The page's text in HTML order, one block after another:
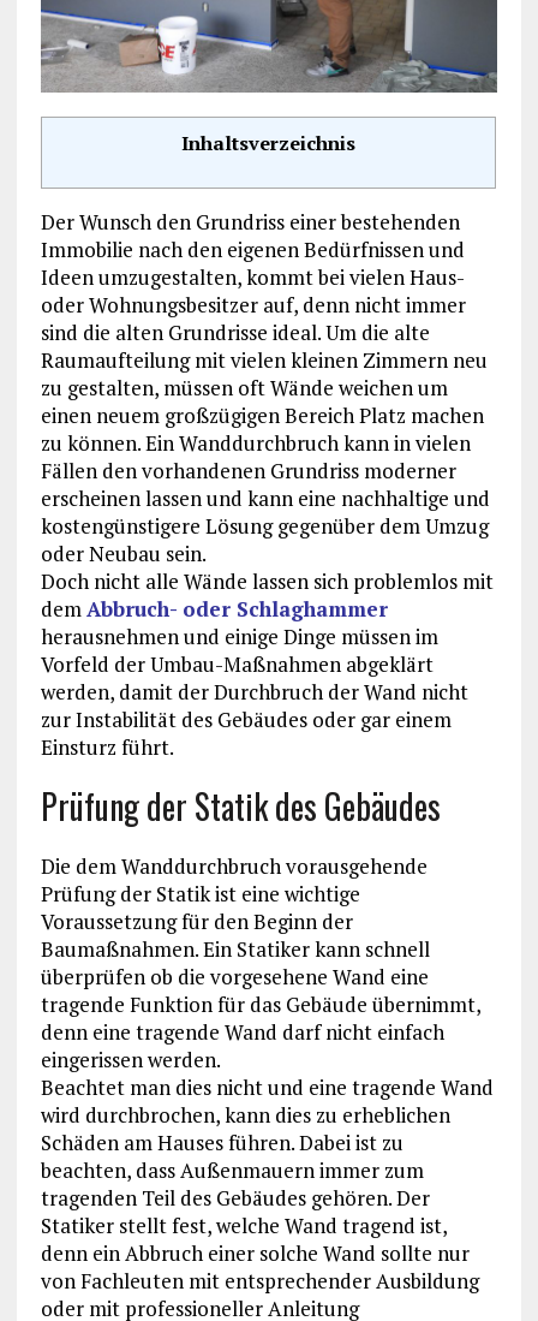
Inhaltsverzeichnis
Der Wunsch den Grundriss einer bestehenden
Immobilie nach den eigenen Bedürfnissen und
Ideen umzugestalten, kommt bei vielen Haus-
oder Wohnungsbesitzer auf, denn nicht immer
sind die alten Grundrisse ideal. Um die alte
Raumaufteilung mit vielen kleinen Zimmern neu
zu gestalten, müssen oft Wände weichen um
einen neuem großzügigen Bereich Platz machen
zu können. Ein Wanddurchbruch kann in vielen
Fällen den vorhandenen Grundriss moderner
erscheinen lassen und kann eine nachhaltige und
kostengünstigere Lösung gegenüber dem Umzug
oder Neubau sein.
Doch nicht alle Wände lassen sich problemlos mit
demAbbruch- oder Schlaghammer
herausnehmen und einige Dinge müssen im
Vorfeld der Umbau-Maßnahmen abgeklärt
werden, damit der Durchbruch der Wand nicht
zur Instabilität des Gebäudes oder gar einem
Einsturz führt.
Prüfung der Statik des Gebäudes
Die dem Wanddurchbruch vorausgehende
Prüfung der Statik ist eine wichtige
Voraussetzung für den Beginn der
Baumaßnahmen. Ein Statiker kann schnell
überprüfen ob die vorgesehene Wand eine
tragende Funktion für das Gebäude übernimmt,
denn eine tragende Wand darf nicht einfach
eingerissen werden.
Beachtet man dies nicht und eine tragende Wand
wird durchbrochen, kann dies zu erheblichen
Schäden am Hauses führen. Dabei ist zu
beachten, dass Außenmauern immer zum
tragenden Teil des Gebäudes gehören. Der
Statiker stellt fest, welche Wand tragend ist,
denn ein Abbruch einer solche Wand sollte nur
von Fachleuten mit entsprechender Ausbildung
oder mit professioneller Anleitung